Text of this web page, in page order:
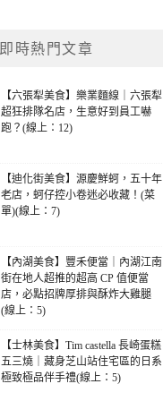
即時熱門文章
【六張犁美食】樂業麵線｜六張犁
超狂排隊名店，生意好到員工嚇
跑？(線上：12)
【迪化街美食】源慶鮮蚵，五十年
老店，蚵仔控小卷迷必收藏！(菜
單)(線上：7)
【內湖美食】豐禾便當｜內湖江南
街在地人超推的超高 CP 值便當
店，必點招牌厚排與酥炸大雞腿
(線上：5)
【士林美食】Tim castella 長崎蛋糕
五三燒｜藏身芝山站住宅區的日系
極致極品伴手禮(線上：5)